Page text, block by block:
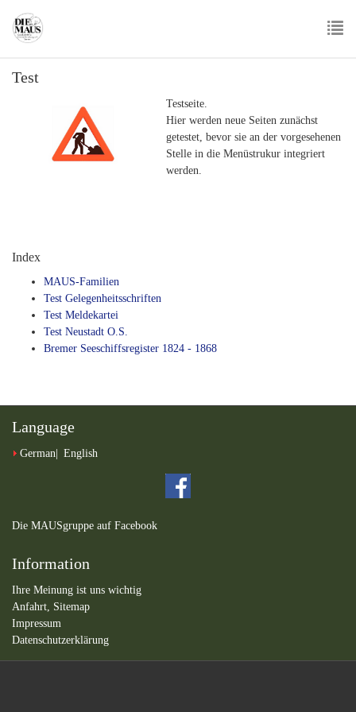
main
Test
Testseite.
Hier werden neue Seiten zunächst
getestet, bevor sie an der vorgesehenen
Stelle in die Menüstrukur integriert
werden.
Index
MAUS-Familien
Test Gelegenheitsschriften
Test Meldekartei
Test Neustadt O.S.
Bremer Seeschiffsregister 1824 - 1868
Language
German English
Die MAUSgruppe auf Facebook
Information
Ihre Meinung ist uns wichtig
Anfahrt, Sitemap
Impressum
Datenschutzerklärung